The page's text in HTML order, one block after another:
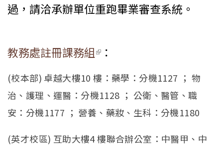
過，請洽承辦單位重跑畢業審查系統。
教務處註冊課務組(link is external)
：
(校本部) 卓越大樓10 樓：藥學：分機1127 ； 物
治、護理、運醫：分機1128 ； 公衛、醫管、職
安：分機1177 ； 營養、藥妝、生科：分機1180
(英才校區) 互助大樓4 樓聯合辦公室：中醫甲、中